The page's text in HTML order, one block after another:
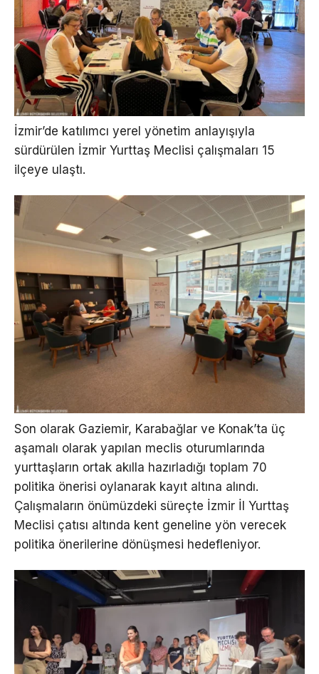
İzmir’de katılımcı yerel yönetim anlayışıyla
sürdürülen İzmir Yurttaş Meclisi çalışmaları 15
ilçeye ulaştı.
Son olarak Gaziemir, Karabağlar ve Konak’ta üç
aşamalı olarak yapılan meclis oturumlarında
yurttaşların ortak akılla hazırladığı toplam 70
politika önerisi oylanarak kayıt altına alındı.
Çalışmaların önümüzdeki süreçte İzmir İl Yurttaş
Meclisi çatısı altında kent geneline yön verecek
politika önerilerine dönüşmesi hedefleniyor.